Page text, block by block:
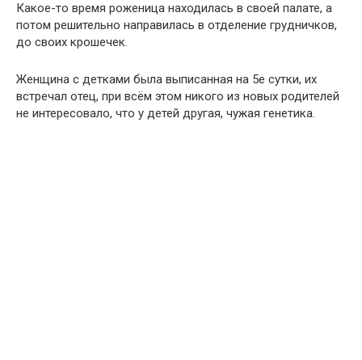
Какое-то время роженица находилась в своей палате, а
потом решительно направилась в отделение грудничков,
до своих крошечек.
Женщина с детками была выписанная на 5е сутки, их
встречал отец, при всём этом никого из новых родителей
не интересовало, что у детей другая, чужая генетика.